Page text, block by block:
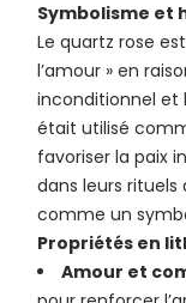
Symbolisme et
Le quartz rose
l’amour » en
inconditionnel et
était utilisé
favoriser la paix
dans leurs
comme un
Propriétés en
Amour et